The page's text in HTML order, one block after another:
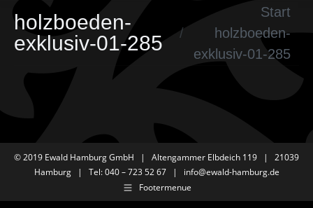
holzboeden-
exklusiv-01-285
Sie befinden sich hier:Start
holzboeden-
exklusiv-01-285
© 2019 Ewald Hamburg GmbH | Altengammer Elbdeich 119 | 21039
Hamburg | Tel: 040 – 723 52 67 | info@ewald-hamburg.de
Footermenue